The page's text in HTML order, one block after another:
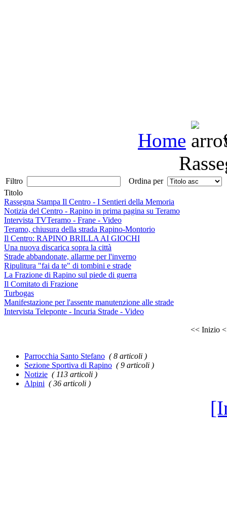
Home
Filtro Ordina per
Titolo
Rassegna Stampa Il Centro - I Sentieri della Memoria
Notizia del Centro - Rapino in prima pagina su Teramo
Intervista TVTeramo - Frane - Video
Teramo, chiusura della strada Rapino-Montorio
Il Centro: RAPINO BRILLA AI GIOCHI
Una nuova discarica sopra la città
Strade abbandonate, allarme per l'inverno
Ripulitura "fai da te" di tombini e strade
La Frazione di Rapino sul piede di guerra
Il Comitato di Frazione
Turbogas
Manifestazione per l'assente manutenzione alle strade
Intervista Teleponte - Incuria Strade - Video
<< Inizio
Parrocchia Santo Stefano ( 8 articoli )
Sezione Sportiva di Rapino ( 9 articoli )
Notizie ( 113 articoli )
Alpini ( 36 articoli )